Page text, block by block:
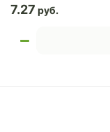
7.27